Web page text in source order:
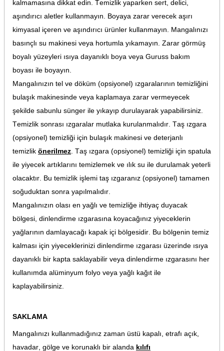
kalmamasına dikkat edin. Temizlik yaparken sert, delici,
aşındırıcı aletler kullanmayın. Boyaya zarar verecek aşırı
kimyasal içeren ve aşındırıcı ürünler kullanmayın. Mangalınızı
basınçlı su makinesi veya hortumla yıkamayın. Zarar görmüş
boyalı yüzeyleri ısıya dayanıklı boya veya Guruss bakım
boyası ile boyayın.
Mangalınızın tel ve döküm (opsiyonel) ızgaralarının temizliğini
bulaşık makinesinde veya kaplamaya zarar vermeyecek
şekilde sabunlu sünger ile yıkayıp durulayarak yapabilirsiniz.
Temizlik sonrası ızgaralar mutlaka kurulanmalıdır. Taş ızgara
(opsiyonel) temizliği için bulaşık makinesi ve deterjanlı
temizlik önerilmez . Taş ızgara (opsiyonel) temizliği için spatula
ile yiyecek artıklarını temizlemek ve ılık su ile durulamak yeterli
olacaktır. Bu temizlik işlemi taş ızgaranız (opsiyonel) tamamen
soğuduktan sonra yapılmalıdır.
Mangalınızın olası en yağlı ve temizliğe ihtiyaç duyacak
bölgesi, dinlendirme ızgarasına koyacağınız yiyeceklerin
yağlarının damlayacağı kapak içi bölgesidir. Bu bölgenin temiz
kalması için yiyeceklerinizi dinlendirme ızgarası üzerinde ısıya
dayanıklı bir kapta saklayabilir veya dinlendirme ızgarasını her
kullanımda alüminyum folyo veya yağlı kağıt ile
kaplayabilirsiniz.
SAKLAMA
Mangalınızı kullanmadığınız zaman üstü kapalı, etrafı açık,
havadar, gölge ve korunaklı bir alanda kılıfı